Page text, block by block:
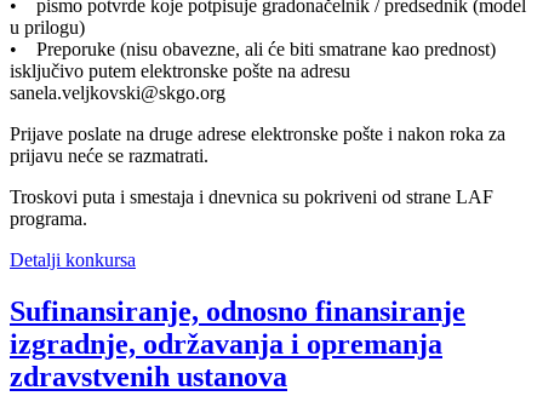
• pismo potvrde koje potpisuje gradonačelnik / predsednik (model
u prilogu)
• Preporuke (nisu obavezne, ali će biti smatrane kao prednost)
isključivo putem elektronske pošte na adresu
sanela.veljkovski@skgo.org
Prijave poslate na druge adrese elektronske pošte i nakon roka za
prijavu neće se razmatrati.
Troskovi puta i smestaja i dnevnica su pokriveni od strane LAF
programa.
Detalji konkursa
Sufinansiranje, odnosno finansiranje
izgradnje, održavanja i opremanja
zdravstvenih ustanova